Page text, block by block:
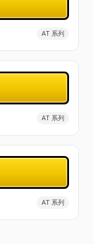
AT 系列
AT 系列
AT 系列